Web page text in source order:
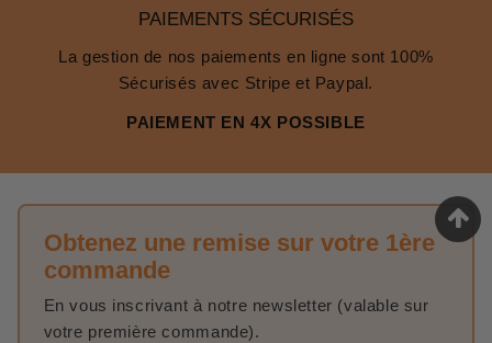
PAIEMENTS SÉCURISÉS
La gestion de nos paiements en ligne sont 100%
Sécurisés avec Stripe et Paypal.
PAIEMENT EN 4X POSSIBLE
Obtenez une remise sur votre 1ère
commande
En vous inscrivant à notre newsletter (valable sur
votre première commande).